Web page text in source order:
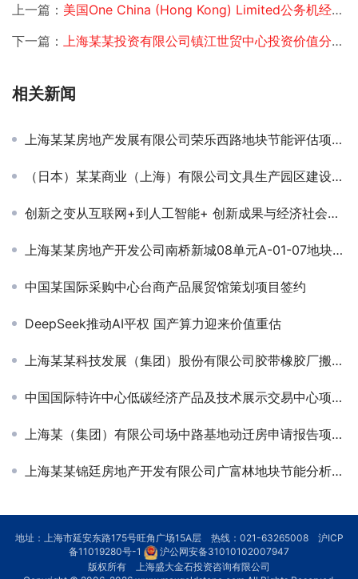
上一篇： 美国One China (Hong Kong) Limited公务机经营可行性研究项目签约
下一篇： 上海某某投资有限公司镇江世贸中心投资价值分析项目签约
相关新闻
上海某某房地产发展有限公司荣乐西路地块节能评估项目签约
（日本）某某商业（上海）有限公司文具生产园区建设节能评估项目签约
创新之变从互联网+到人工智能+ 创新成果与经济社会深度融合
上海某某房地产开发公司南桥新城08单元A-01-07地块节能评估
中国某国际采购中心台商产品展贸馆策划项目签约
DeepSeek推动AI平权 国产算力迎来价值重估
上海某某科技发展（集团）股份有限公司胶带橡胶厂搬迁节能分析报告项目签约
中国国际特许中心低碳经济产品及技术展示交易中心项目策划项目签约
上海某（集团）有限公司场中路基地动迁房申请报告项目签约
上海某某锦廷房地产开发有限公司广富林地块节能分析项目签约
地址：上海市延安东路175号旺角广场15A层 热线：021-63265008 沪ICP
备11019280号-1
沪公网安备31010102007947
版权所有 上海盛大金石投资咨询有限公司